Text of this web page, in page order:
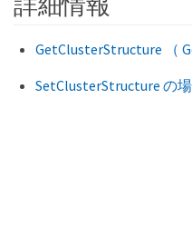
GetClusterStructure （
SetClusterStructure の